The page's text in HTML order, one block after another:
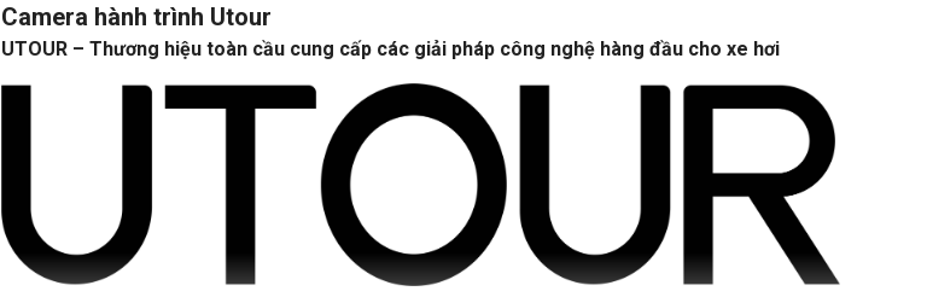
Camera hành trình Utour
UTOUR – Thương hiệu toàn cầu cung cấp các giải pháp công nghệ hàng đầu cho xe hơi